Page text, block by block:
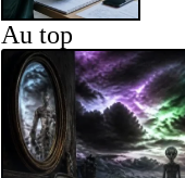
Au top